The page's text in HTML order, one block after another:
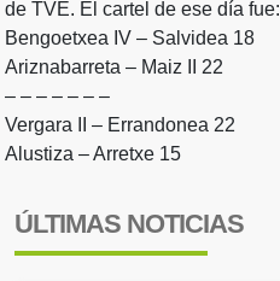
de TVE. El cartel de ese día fue:
Bengoetxea IV – Salvidea 18
Ariznabarreta – Maiz II 22
– – – – – – –
Vergara II – Errandonea 22
Alustiza – Arretxe 15
ÚLTIMAS NOTICIAS